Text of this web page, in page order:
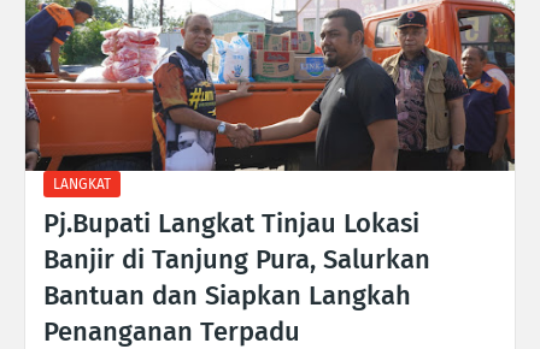
LANGKAT
Pj.Bupati Langkat Tinjau Lokasi
Banjir di Tanjung Pura, Salurkan
Bantuan dan Siapkan Langkah
Penanganan Terpadu